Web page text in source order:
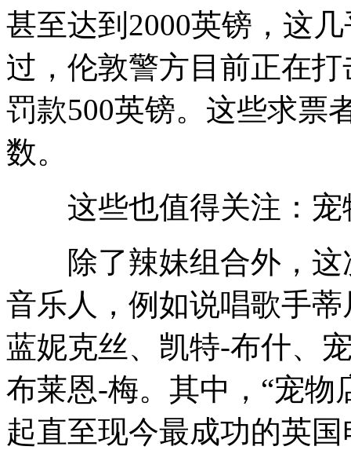
甚至达到2000英镑，这
过，伦敦警方目前正在
罚款500英镑。这些求票
数。
这些也值得关注：宠
除了辣妹组合外，这
音乐人，例如说唱歌手
蓝妮克丝、凯特-布什、
布莱恩-梅。其中，“宠物
起直至现今最成功的英